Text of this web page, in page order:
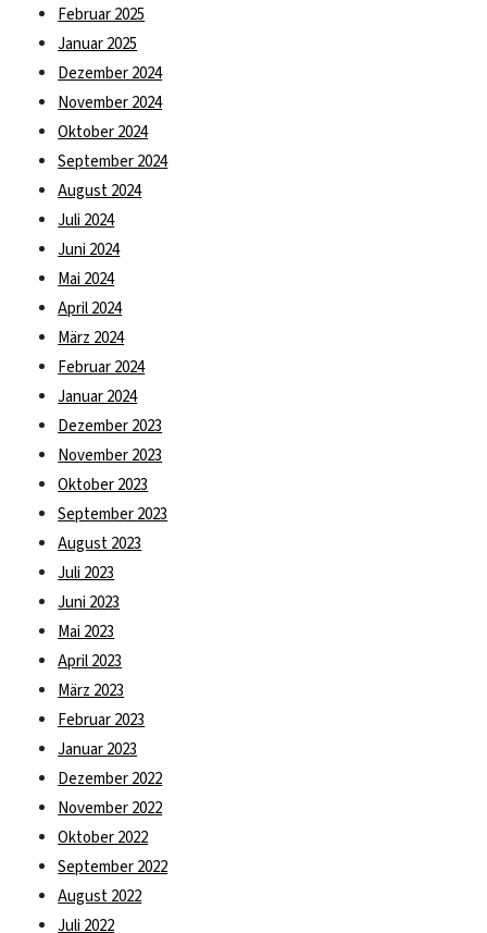
Februar 2025
Januar 2025
Dezember 2024
November 2024
Oktober 2024
September 2024
August 2024
Juli 2024
Juni 2024
Mai 2024
April 2024
März 2024
Februar 2024
Januar 2024
Dezember 2023
November 2023
Oktober 2023
September 2023
August 2023
Juli 2023
Juni 2023
Mai 2023
April 2023
März 2023
Februar 2023
Januar 2023
Dezember 2022
November 2022
Oktober 2022
September 2022
August 2022
Juli 2022